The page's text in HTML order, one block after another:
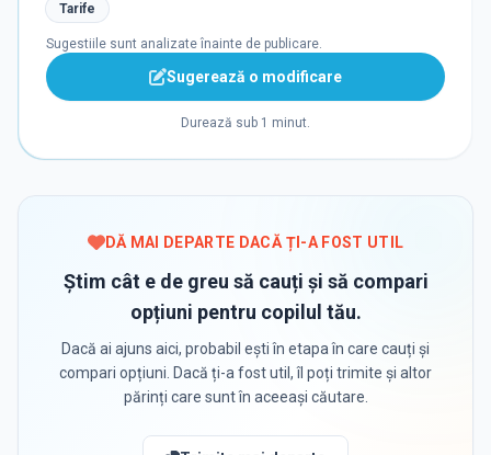
Tarife
Sugestiile sunt analizate înainte de publicare.
Sugerează o modificare
Durează sub 1 minut.
DĂ MAI DEPARTE DACĂ ȚI-A FOST UTIL
Știm cât e de greu să cauți și să compari
opțiuni pentru copilul tău.
Dacă ai ajuns aici, probabil ești în etapa în care cauți și
compari opțiuni. Dacă ți-a fost util, îl poți trimite și altor
părinți care sunt în aceeași căutare.